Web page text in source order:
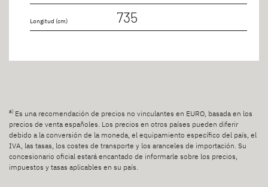
Longitud (cm) 735
a) Es una recomendación de precios no vinculantes en EURO, basada en los
precios de venta españoles. Los precios en otros países pueden diferir
debido a la conversión de la moneda, el equipamiento específico del país, el
IVA, las tasas, los costes de transporte y los aranceles de importación. Su
concesionario oficial estará encantado de informarle sobre los precios,
impuestos y tasas aplicables en su país.